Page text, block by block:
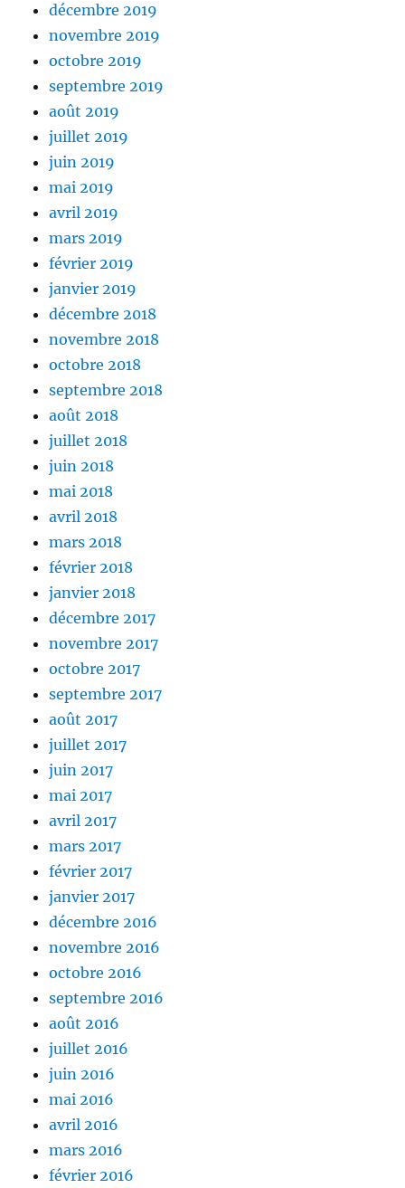
décembre 2019
novembre 2019
octobre 2019
septembre 2019
août 2019
juillet 2019
juin 2019
mai 2019
avril 2019
mars 2019
février 2019
janvier 2019
décembre 2018
novembre 2018
octobre 2018
septembre 2018
août 2018
juillet 2018
juin 2018
mai 2018
avril 2018
mars 2018
février 2018
janvier 2018
décembre 2017
novembre 2017
octobre 2017
septembre 2017
août 2017
juillet 2017
juin 2017
mai 2017
avril 2017
mars 2017
février 2017
janvier 2017
décembre 2016
novembre 2016
octobre 2016
septembre 2016
août 2016
juillet 2016
juin 2016
mai 2016
avril 2016
mars 2016
février 2016